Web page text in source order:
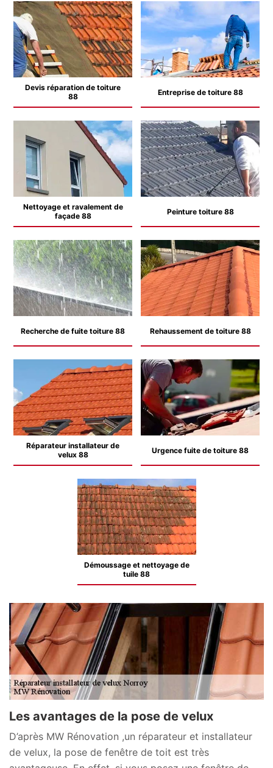
Devis réparation de toiture
88
Entreprise de toiture 88
Nettoyage et ravalement de
façade 88
Peinture toiture 88
Recherche de fuite toiture 88 Rehaussement de toiture 88
Réparateur installateur de
velux 88
Urgence fuite de toiture 88
Démoussage et nettoyage de
tuile 88
Les avantages de la pose de velux
D’après MW Rénovation ,un réparateur et installateur
de velux, la pose de fenêtre de toit est très